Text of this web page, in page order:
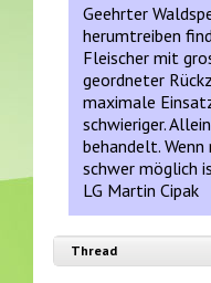
Geehrter
herumtreiben
Fleischer mit
geordneter
maximale
schwieriger.
behandelt.
schwer möglich
LG Martin Cipak
Thread